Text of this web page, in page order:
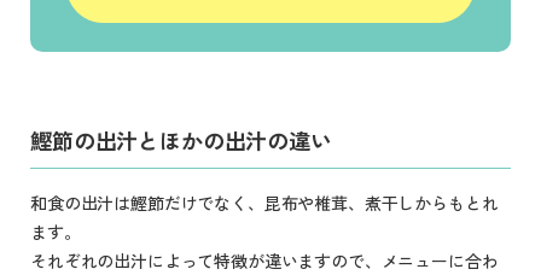
鰹節の出汁とほかの出汁の違い
和食の出汁は鰹節だけでなく、昆布や椎茸、煮干しからもとれ
ます。
それぞれの出汁によって特徴が違いますので、メニューに合わ